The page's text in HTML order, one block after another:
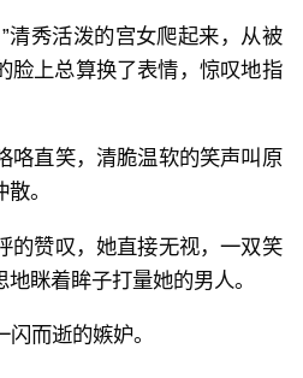
清秀活泼的宫女爬起来，从被
脸上总算换了表情，惊叹地指
咯直笑，清脆温软的笑声叫原
。
的赞叹，她直接无视，一双笑
眯着眸子打量她的男人。
而逝的嫉妒。